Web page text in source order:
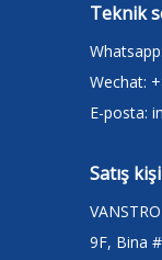
Teknik
Wechat:
E-posta:
Satış
9F, Bina